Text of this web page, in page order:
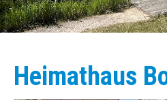
Heimathaus